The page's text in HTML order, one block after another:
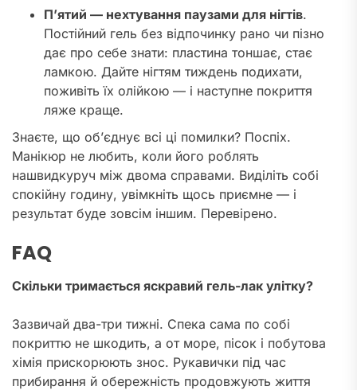
П’ятий — нехтування паузами для нігтів.
Постійний гель без відпочинку рано чи пізно
дає про себе знати: пластина тоншає, стає
ламкою. Дайте нігтям тиждень подихати,
поживіть їх олійкою — і наступне покриття
ляже краще.
Знаєте, що об’єднує всі ці помилки? Поспіх.
Манікюр не любить, коли його роблять
нашвидкуруч між двома справами. Виділіть собі
спокійну годину, увімкніть щось приємне — і
результат буде зовсім іншим. Перевірено.
FAQ
Скільки тримається яскравий гель-лак улітку?
Зазвичай два-три тижні. Спека сама по собі
покриттю не шкодить, а от море, пісок і побутова
хімія прискорюють знос. Рукавички під час
прибирання й обережність продовжують життя